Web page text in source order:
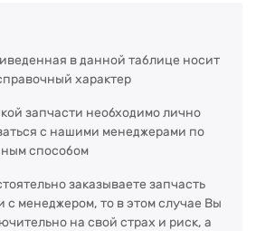
в данной таблице носит
характер
запчасти необходимо лично
с нашими менеджерами по
способом
заказываете запчасть
с менеджером, то в этом случае Вы
на свой страх и риск, а